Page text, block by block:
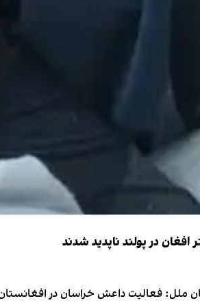
در پولند ناپدید شدند
ملل: فعالیت داعش خراسان در